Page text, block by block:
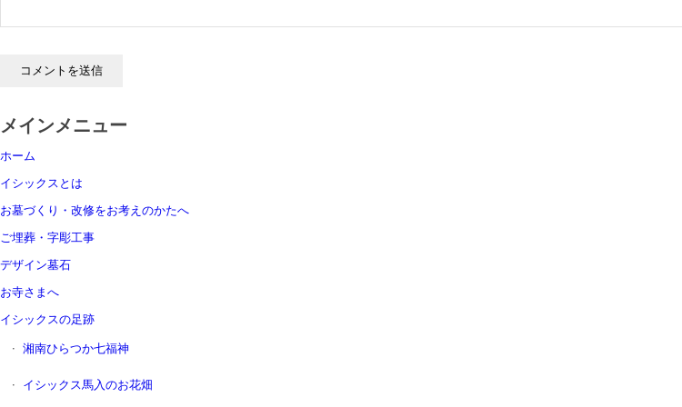
メインメニュー
ホーム
イシックスとは
お墓づくり・改修をお考えのかたへ
ご埋葬・字彫工事
デザイン墓石
お寺さまへ
イシックスの足跡
湘南ひらつか七福神
イシックス馬入のお花畑